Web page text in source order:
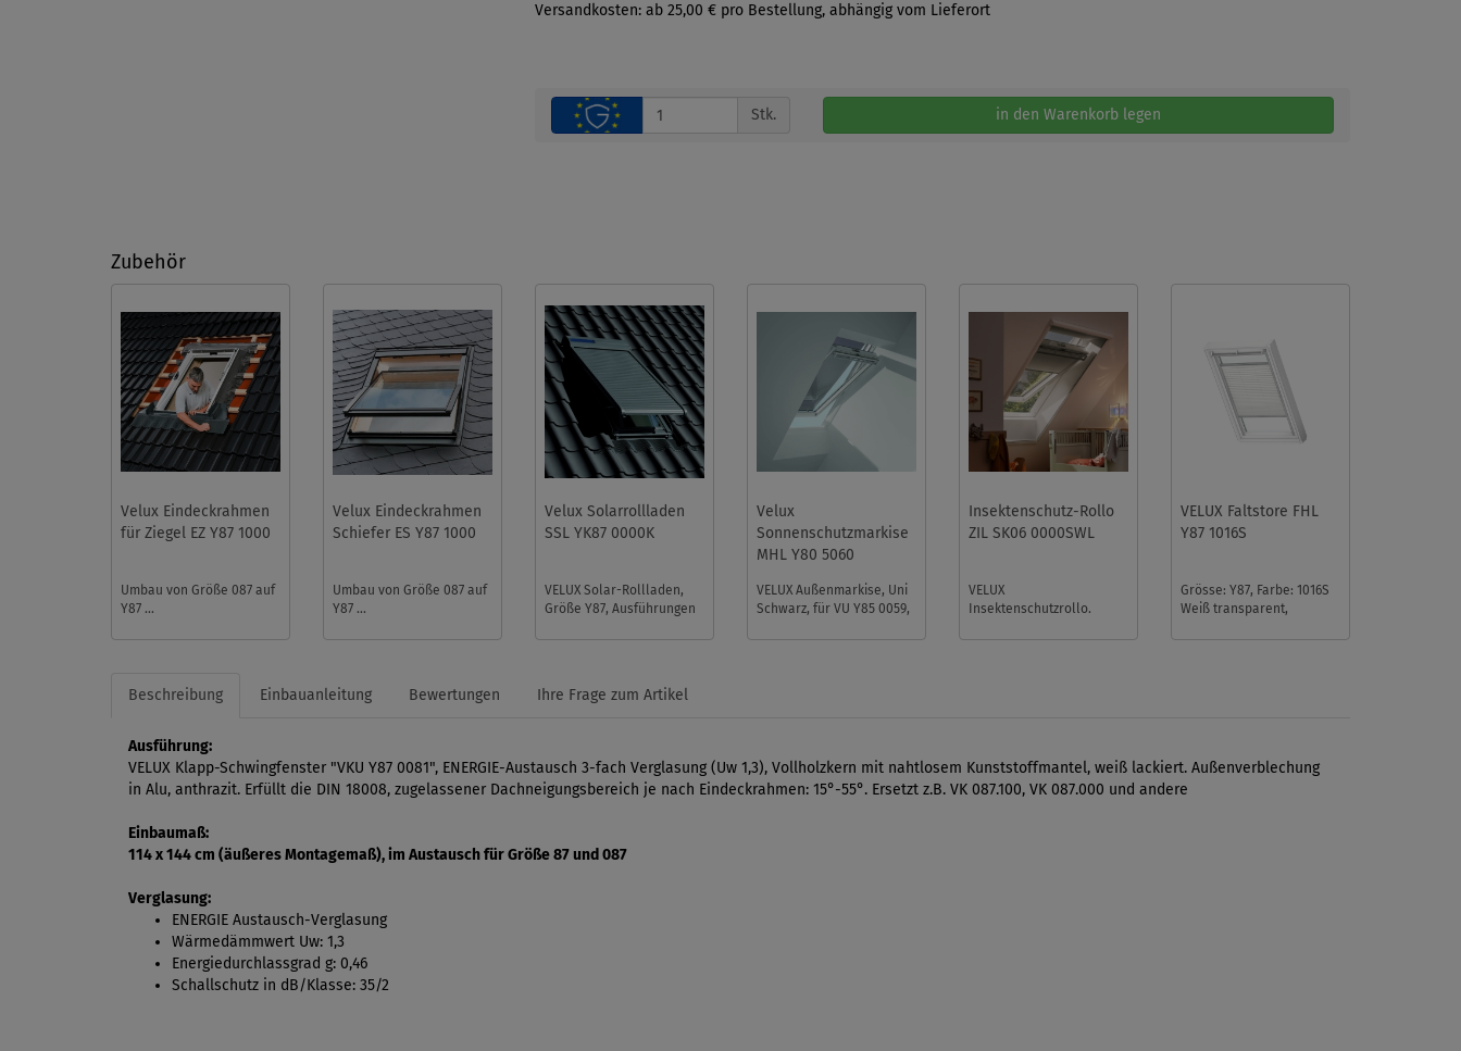
Versandkosten: ab 25,00 € pro Bestellung, abhängig vom Lieferort
Stk. in den Warenkorb legen
Zubehör
Velux Eindeckrahmen
für Ziegel EZ Y87 1000
Umbau von Größe 087 auf
Y87 ...
Velux Eindeckrahmen
Schiefer ES Y87 1000
Umbau von Größe 087 auf
Y87 ...
Velux Solarrollladen
SSL YK87 0000K
VELUX Solar-Rollladen,
Größe Y87, Ausführungen
Ausführung 0000K hat
Velux
Sonnenschutzmarkise
MHL Y80 5060
VELUX Außenmarkise, Uni
Schwarz, für VU Y85 0059,
0059, VKU Y85 0059, VU
Insektenschutz-Rollo
ZIL SK06 0000SWL
VELUX
Insektenschutzrollo.
200 cm. Die Länge ist
VELUX Faltstore FHL
Y87 1016S
Grösse: Y87, Farbe: 1016S
Weiß transparent,
Beschreibung Einbauanleitung Bewertungen Ihre Frage zum Artikel
Ausführung:
VELUX Klapp-Schwingfenster "VKU Y87 0081", ENERGIE-Austausch 3-fach Verglasung (Uw 1,3), Vollholzkern mit nahtlosem Kunststoffmantel, weiß lackiert. Außenverblechung
in Alu, anthrazit. Erfüllt die DIN 18008, zugelassener Dachneigungsbereich je nach Eindeckrahmen: 15°-55°. Ersetzt z.B. VK 087.100, VK 087.000 und andere
Einbaumaß:
114 x 144 cm (äußeres Montagemaß), im Austausch für Größe 87 und 087
Verglasung:
ENERGIE Austausch-Verglasung
Wärmedämmwert Uw: 1,3
Energiedurchlassgrad g: 0,46
Schallschutz in dB/Klasse: 35/2